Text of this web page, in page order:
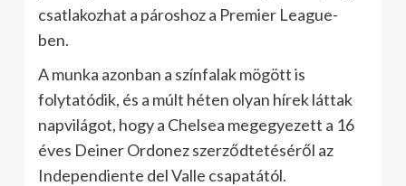
csatlakozhat a pároshoz a Premier League-
ben.
A munka azonban a színfalak mögött is
folytatódik, és a múlt héten olyan hírek láttak
napvilágot, hogy a Chelsea megegyezett a 16
éves Deiner Ordonez szerződtetéséről az
Independiente del Valle csapatától.